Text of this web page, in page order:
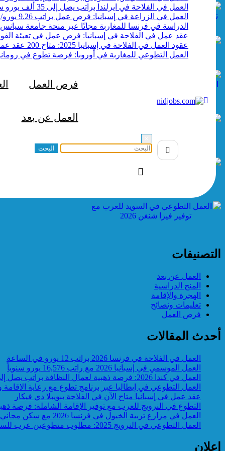
العمل في الفلاحة في ايرلندا براتب يصل إلى 35 ألف يورو سنوياً
العمل في الزراعة في إسبانيا: فرص عمل براتب 9.26 يورو/ساعة
الدراسة في فرنسا للمغاربة مجانًا عبر منحة جامعة سيانس بو
عقد عمل في الفلاحة في إسبانيا: فرص عمل في تعبئة
عقود العمل في الفلاحة في إسبانيا 2025: متاح 200 عقد عمل مجاني
العمل التطوعي للمغاربة في أوروبا: فرصة تطوع في
فرص العمل
العمل عن بعد
التصنيفات
العمل عن بعد
المنح الدراسية
الهجرة والإقامة
تعليمات ونصائح
فرص العمل
أحدث المقالات
العمل في الفلاحة في فرنسا 2026 براتب 12 يورو في الساعة
العمل الموسمي في إسبانيا 2026 مع راتب 16,576 يورو سنوياً
العمل في كندا 2026: فرصة ذهبية لعمال النظافة براتب يصل إلى 17 دولارًا في الساعة
العمل التطوعي في إيطاليا عبر برنامج تطوع مع رعاية الاقامة
عقد عمل في إسبانيا متاح الآن في الفلاحة ببويبلا دي فيكار
التطوع في النرويج للعرب مع توفير الإقامة الشاملة: فرصة
العمل في مزارع تربية الخيول في فرنسا 2026 مع سكن مجاني وساعات مرنة
العمل التطوعي في النرويج 2025: مطلوب متطوعين عرب للسفر الى النرويج
إعلان